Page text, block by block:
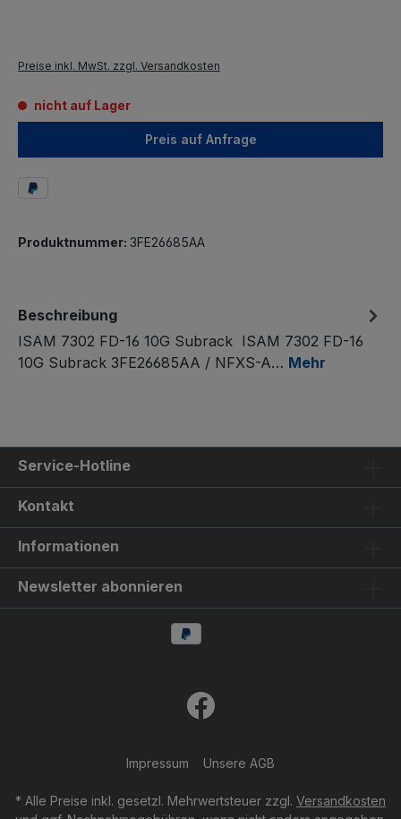
Preise inkl. MwSt. zzgl. Versandkosten
nicht auf Lager
Preis auf Anfrage
Produktnummer: 3FE26685AA
Beschreibung
ISAM 7302 FD-16 10G Subrack ISAM 7302 FD-16
10G Subrack 3FE26685AA / NFXS-A… Mehr
Service-Hotline
Kontakt
Informationen
Newsletter abonnieren
Impressum Unsere AGB
* Alle Preise inkl. gesetzl. Mehrwertsteuer zzgl. Versandkosten